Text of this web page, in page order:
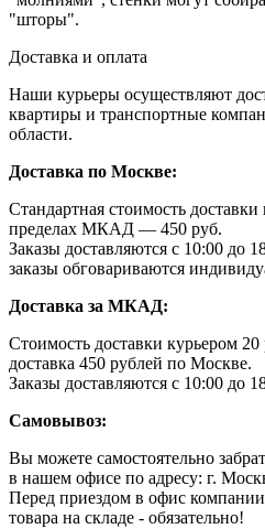
"шторы".
Доставка и оплата
Наши курьеры осуществляют
квартиры и транспортные
области.
Доставка по Москве:
Стандартная стоимость
пределах МКАД — 450 руб.
Заказы доставляются с 10:00 до
заказы обговариваются
Доставка за МКАД:
Стоимость доставки курьером
доставка 450 рублей по Москве.
Заказы доставляются с 10:00 до
Самовывоз:
Вы можете самостоятельно
в нашем офисе по адресу: г.
Перед приездом в офис
товара на складе - обязательно!